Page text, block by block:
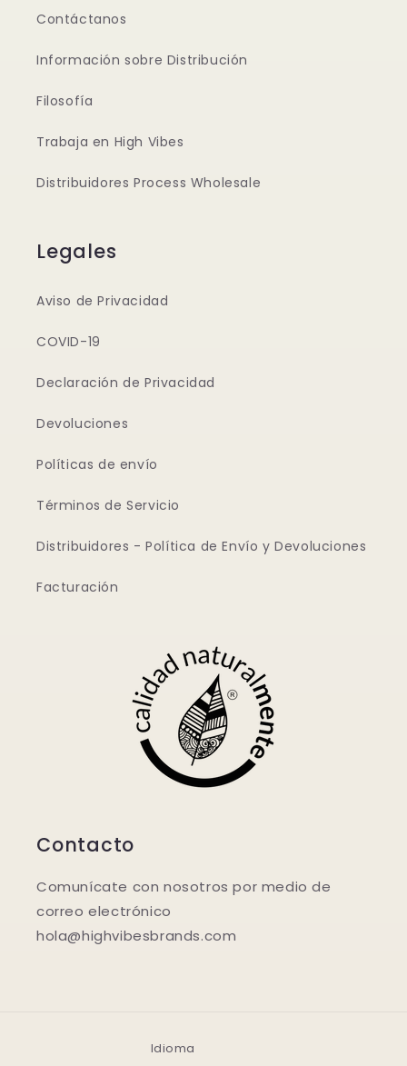
Contáctanos
Información sobre Distribución
Filosofía
Trabaja en High Vibes
Distribuidores Process Wholesale
Legales
Aviso de Privacidad
COVID-19
Declaración de Privacidad
Devoluciones
Políticas de envío
Términos de Servicio
Distribuidores - Política de Envío y Devoluciones
Facturación
Contacto
Comunícate con nosotros por medio de
correo electrónico
hola@highvibesbrands.com
Idioma